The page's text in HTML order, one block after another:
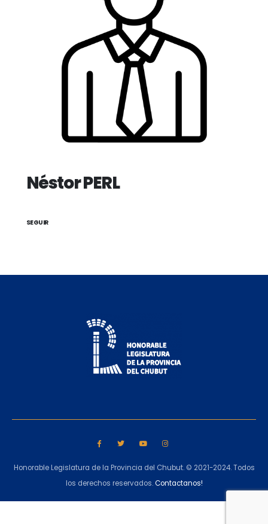
Néstor PERL
SEGUIR
Honorable Legislatura de la Provincia del Chubut. © 2021-2024. Todos
los derechos reservados.Contactanos!